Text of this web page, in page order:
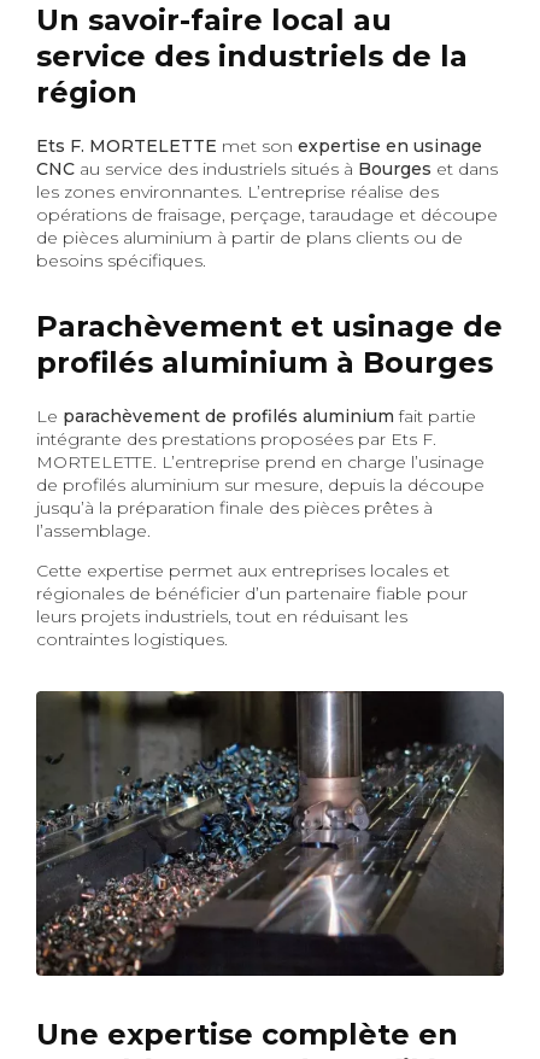
Un savoir-faire local au
service des industriels de la
région
Ets F. MORTELETTE met son expertise en usinage
CNC au service des industriels situés à Bourges et dans
les zones environnantes. L’entreprise réalise des
opérations de fraisage, perçage, taraudage et découpe
de pièces aluminium à partir de plans clients ou de
besoins spécifiques.
Parachèvement et usinage de
profilés aluminium à Bourges
Le parachèvement de profilés aluminium fait partie
intégrante des prestations proposées par Ets F.
MORTELETTE. L’entreprise prend en charge l’usinage
de profilés aluminium sur mesure, depuis la découpe
jusqu’à la préparation finale des pièces prêtes à
l’assemblage.
Cette expertise permet aux entreprises locales et
régionales de bénéficier d’un partenaire fiable pour
leurs projets industriels, tout en réduisant les
contraintes logistiques.
Une expertise complète en